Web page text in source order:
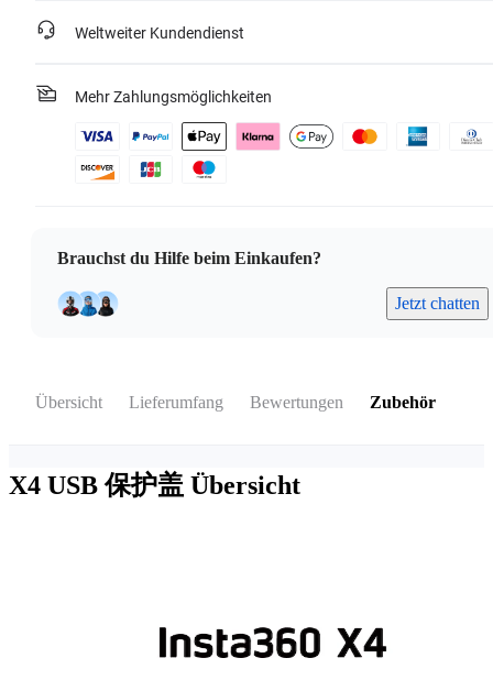
Weltweiter Kundendienst
Mehr Zahlungsmöglichkeiten
Brauchst du Hilfe beim Einkaufen?
Jetzt chatten
Übersicht Lieferumfang Bewertungen Zubehör
X4 USB 保护盖 Übersicht